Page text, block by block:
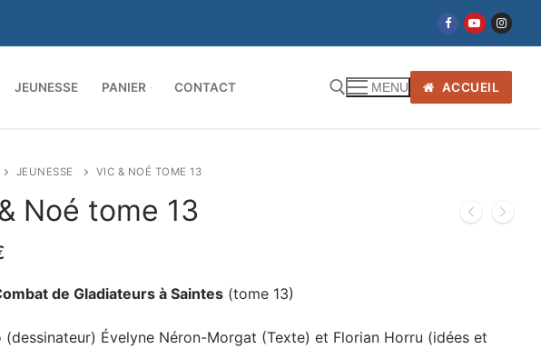
JEUNESSE PANIER CONTACT MENU ACCUEIL
JEUNESSE VIC & NOÉ TOME 13
Noé tome 13
de Gladiateurs à Saintes (tome 13)
(dessinateur) Évelyne Néron-Morgat (Texte) et Florian Horru (idées et